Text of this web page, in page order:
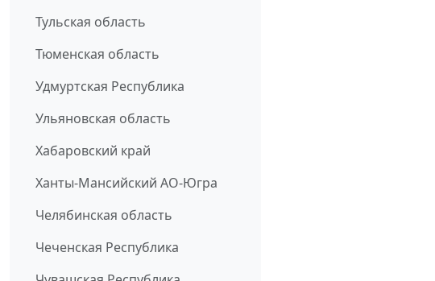
Тульская область
Тюменская область
Удмуртская Республика
Ульяновская область
Хабаровский край
Ханты-Мансийский АО-Югра
Челябинская область
Чеченская Республика